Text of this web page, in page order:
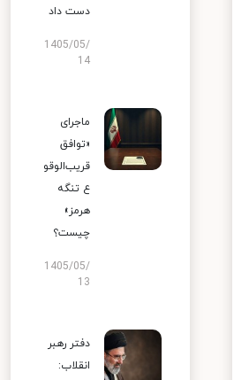
دست داد
1405/05/
14
ماجرای
«توافق
قریب‌الوقو
ع تنگه
هرمز»
چیست؟
1405/05/
13
دفتر رهبر
انقلاب: